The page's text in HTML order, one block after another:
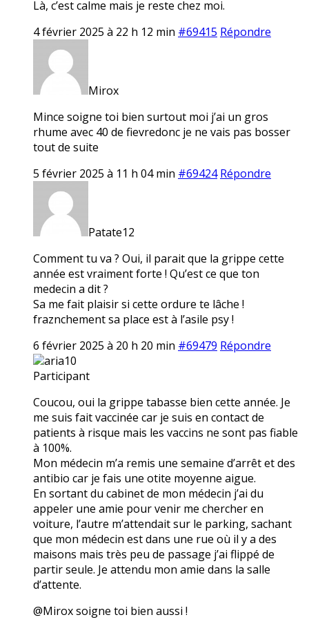
Là, c’est calme mais je reste chez moi.
4 février 2025 à 22 h 12 min #69415 Répondre
Mirox
Mince soigne toi bien surtout moi j’ai un gros
rhume avec 40 de fievredonc je ne vais pas bosser
tout de suite
5 février 2025 à 11 h 04 min #69424 Répondre
Patate12
Comment tu va ? Oui, il parait que la grippe cette
année est vraiment forte ! Qu’est ce que ton
medecin a dit ?
Sa me fait plaisir si cette ordure te lâche !
fraznchement sa place est à l’asile psy !
6 février 2025 à 20 h 20 min #69479 Répondre
aria10
Participant
Coucou, oui la grippe tabasse bien cette année. Je
me suis fait vaccinée car je suis en contact de
patients à risque mais les vaccins ne sont pas fiable
à 100%.
Mon médecin m’a remis une semaine d’arrêt et des
antibio car je fais une otite moyenne aigue.
En sortant du cabinet de mon médecin j’ai du
appeler une amie pour venir me chercher en
voiture, l’autre m’attendait sur le parking, sachant
que mon médecin est dans une rue où il y a des
maisons mais très peu de passage j’ai flippé de
partir seule. Je attendu mon amie dans la salle
d’attente.
@Mirox soigne toi bien aussi !